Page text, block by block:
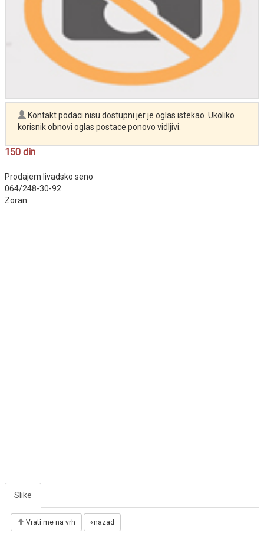
Kontakt podaci nisu dostupni jer je oglas istekao. Ukoliko
korisnik obnovi oglas postace ponovo vidljivi.
150 din
Prodajem livadsko seno
064/248-30-92
Zoran
Slike
Vrati me na vrh «nazad